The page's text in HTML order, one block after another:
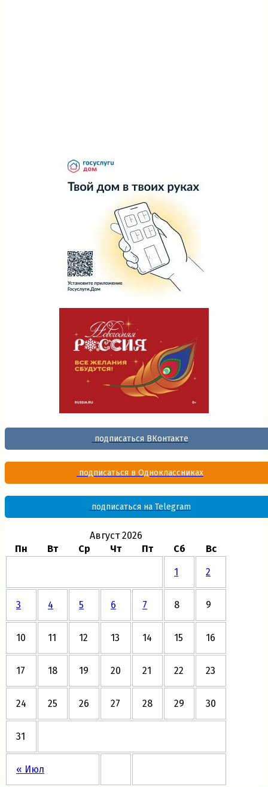
подписаться ВКонтакте
подписаться в Одноклассниках
подписаться на Telegram
Август 2026
Пн
Вт Ср Чт Пт Сб Вс
« Июл
1 2
3 4 5 6 7 8 9
10 11 12 13 14 15 16
17 18 19 20 21 22 23
24 25 26 27 28 29 30
31